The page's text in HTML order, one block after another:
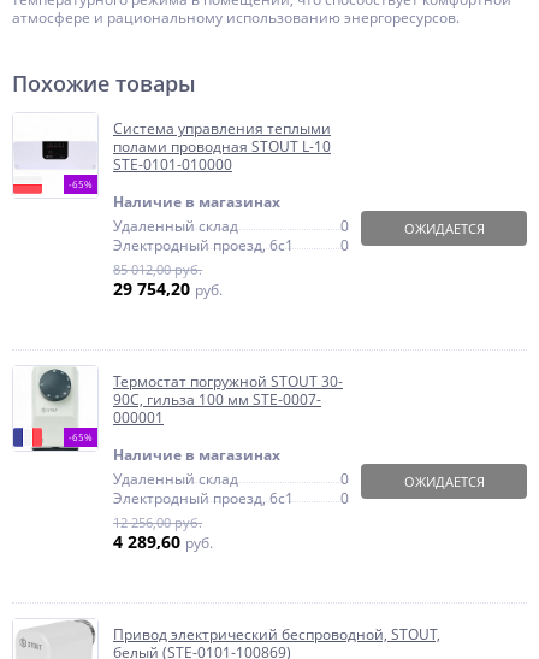
атмосфере и рациональному использованию энергоресурсов.
Похожие товары
-65%
Система управления теплыми
полами проводная STOUT L-10
STE-0101-010000
Наличие в магазинах
Удаленный склад
0
Электродный проезд, 6с1
0
85 012,00 руб.
29 754,20 руб.
ОЖИДАЕТСЯ
-65%
Термостат погружной STOUT 30-
90С, гильза 100 мм STE-0007-
000001
Наличие в магазинах
Удаленный склад
0
Электродный проезд, 6с1
0
12 256,00 руб.
4 289,60 руб.
ОЖИДАЕТСЯ
Привод электрический беспроводной, STOUT,
белый (STE-0101-100869)